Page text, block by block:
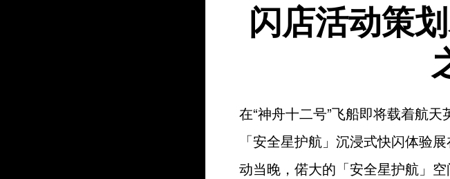
闪店活动策
在“神舟十二号”飞船即将载着航
「安全星护航」沉浸式快闪体验
动当晚，偌大的「安全星护航」